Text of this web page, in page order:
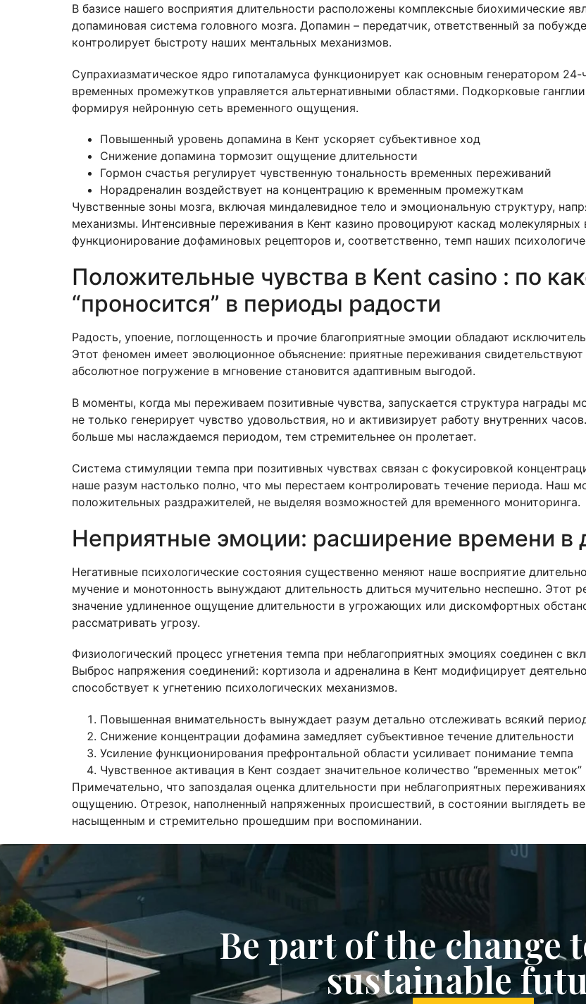
В базисе нашего восприятия длительности расположены комплексные биохимические
допаминовая система головного мозга. Допамин – передатчик, ответственный за
контролирует быстроту наших ментальных механизмов.
Супрахиазматическое ядро гипоталамуса функционирует как основным генератором
временных промежутков управляется альтернативными областями. Подкорковые
формируя нейронную сеть временного ощущения.
Повышенный уровень допамина в Кент ускоряет субъективное ход
Снижение допамина тормозит ощущение длительности
Гормон счастья регулирует чувственную тональность временных переживаний
Норадреналин воздействует на концентрацию к временным промежуткам
Чувственные зоны мозга, включая миндалевидное тело и эмоциональную структуру,
механизмы. Интенсивные переживания в Кент казино провоцируют каскад
функционирование дофаминовых рецепторов и, соответственно, темп наших
Положительные чувства в Kent casino : по
“проносится” в периоды радости
Радость, упоение, поглощенность и прочие благоприятные эмоции обладают
Этот феномен имеет эволюционное объяснение: приятные переживания
абсолютное погружение в мгновение становится адаптивным выгодой.
В моменты, когда мы переживаем позитивные чувства, запускается структура награды
не только генерирует чувство удовольствия, но и активизирует работу внутренних
больше мы наслаждаемся периодом, тем стремительнее он пролетает.
Система стимуляции темпа при позитивных чувствах связан с фокусировкой
наше разум настолько полно, что мы перестаем контролировать течение периода. Наш
положительных раздражителей, не выделяя возможностей для временного мониторинга.
Неприятные эмоции: расширение времени в
Негативные психологические состояния существенно меняют наше восприятие
мучение и монотонность вынуждают длительность длиться мучительно неспешно. Этот
значение удлиненное ощущение длительности в угрожающих или дискомфортных
рассматривать угрозу.
Физиологический процесс угнетения темпа при неблагоприятных эмоциях соединен с
Выброс напряжения соединений: кортизола и адреналина в Кент модифицирует
способствует к угнетению психологических механизмов.
Повышенная внимательность вынуждает разум детально отслеживать всякий
Снижение концентрации дофамина замедляет субъективное течение длительности
Усиление функционирования префронтальной области усиливает понимание темпа
Чувственное активация в Кент создает значительное количество “временных
Примечательно, что запоздалая оценка длительности при неблагоприятных
ощущению. Отрезок, наполненный напряженных происшествий, в состоянии выглядеть
насыщенным и стремительно прошедшим при воспоминании.
Be part of the change
sustainable